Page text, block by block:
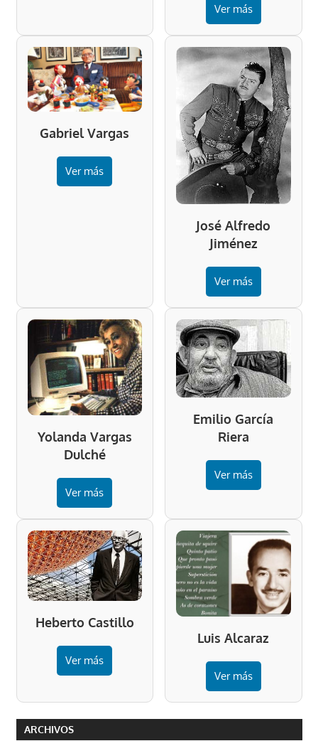
Ver más
Gabriel Vargas
Ver más
José Alfredo
Jiménez
Ver más
Yolanda Vargas
Dulché
Ver más
Emilio García
Riera
Ver más
Heberto Castillo
Ver más
Luis Alcaraz
Ver más
ARCHIVOS